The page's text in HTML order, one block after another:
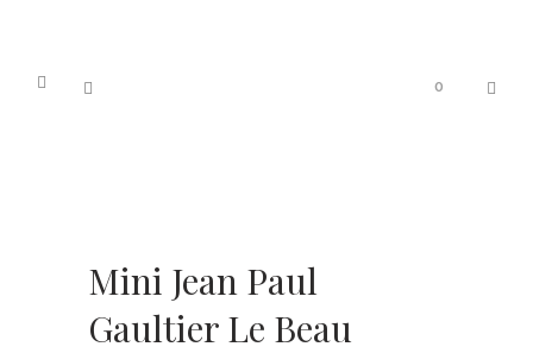
0
Mini Jean Paul
Gaultier Le Beau